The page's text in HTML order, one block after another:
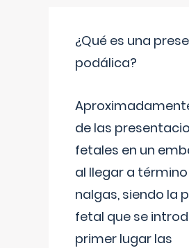
¿Qué es una
podálica?
de las
fetales en un
al llegar a
nalgas, siendo la
fetal que se
primer lugar las